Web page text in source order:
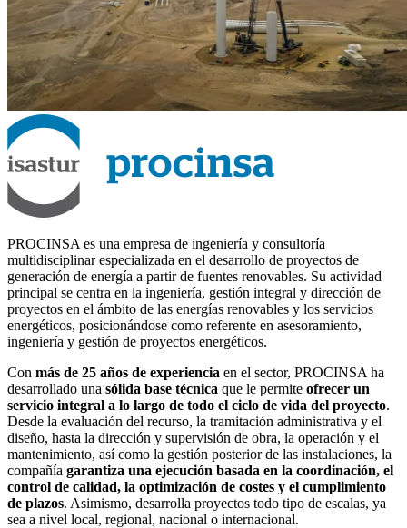
PROCINSA es una empresa de ingeniería y consultoría
multidisciplinar especializada en el desarrollo de proyectos de
generación de energía a partir de fuentes renovables. Su actividad
principal se centra en la ingeniería, gestión integral y dirección de
proyectos en el ámbito de las energías renovables y los servicios
energéticos, posicionándose como referente en asesoramiento,
ingeniería y gestión de proyectos energéticos.
Con más de 25 años de experiencia en el sector, PROCINSA ha
desarrollado una sólida base técnica que le permite ofrecer un
servicio integral a lo largo de todo el ciclo de vida del proyecto.
Desde la evaluación del recurso, la tramitación administrativa y el
diseño, hasta la dirección y supervisión de obra, la operación y el
mantenimiento, así como la gestión posterior de las instalaciones, la
compañía garantiza una ejecución basada en la coordinación, el
control de calidad, la optimización de costes y el cumplimiento
de plazos. Asimismo, desarrolla proyectos todo tipo de escalas, ya
sea a nivel local, regional, nacional o internacional.